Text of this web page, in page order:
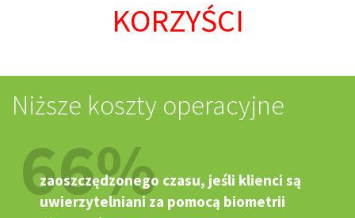
KORZYŚCI
Niższe koszty operacyjne
66%
zaoszczędzonego czasu, jeśli klienci są
uwierzytelniani za pomocą biometrii